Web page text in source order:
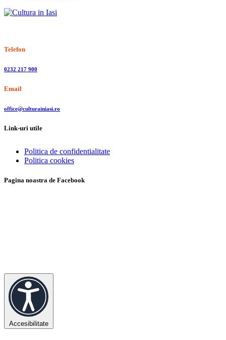
Telefon
0232 217 900
Email
office@culturainiasi.ro
Link-uri utile
Politica de confidentialitate
Politica cookies
Pagina noastra de Facebook
Accesibilitate